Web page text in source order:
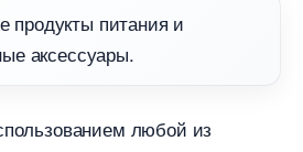
продукты питания и
аксессуары.
любой из